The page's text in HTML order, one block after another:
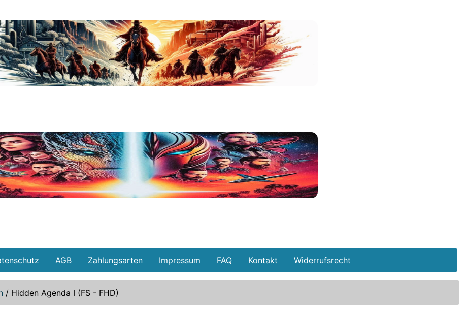
AGB Zahlungsarten Impressum FAQ Kontakt Widerrufsrecht
/ Hidden Agenda I (FS - FHD)